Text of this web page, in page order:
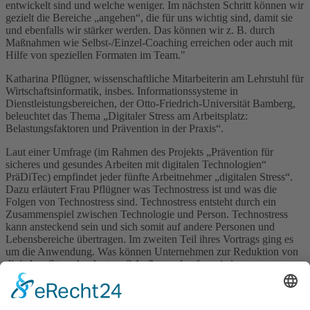
entwickelt sind und welche weniger. Im nächsten Schritt können wir
gezielt die Bereiche „angehen“, die für uns wichtig sind, damit sie
und ebenfalls wir stärker werden. Das können wir z. B. durch
Maßnahmen wie Selbst-/Einzel-Coaching erreichen oder auch mit
Hilfe von speziellen Formaten im Team."
Katharina Pflügner, wissenschaftliche Mitarbeiterin am Lehrstuhl für
Wirtschaftsinformatik, insbes. Informationssysteme in
Dienstleistungsbereichen, der Otto-Friedrich-Universität Bamberg,
beleuchtet das Thema „Digitaler Stress am Arbeitsplatz:
Belastungsfaktoren und Prävention in der Praxis“.
Laut einer Umfrage (im Rahmen des Projekts „Prävention für
sicheres und gesundes Arbeiten mit digitalen Technologien“
PräDiTec) empfindet jeder fünfte Arbeitnehmer „digitalen Stress“.
Dazu erläutert Frau Pflügner was Technostress ist und was die
Folgen von Technostress sind. Technostress entsteht durch ein
Zusammenspiel zwischen Technologie und Person. Technostress
kann ansteckend sein und sich somit auf andere Personen und
Lebensbereiche übertragen. Im zweiten Teil ihres Vortrags ging es
um die Anwendung. Was können Unternehmen zur Reduktion von
digitalem Stress konkret tun? Aufbauend auf zwei eigenen
praxisorientierten Forschungsarbeiten erläutert Frau Pflügner die
Maßnahmen zur Reduktion von digitalem Stress anhand von Best-
Practice-Beispielen. Diese beinhalten beispielsweise das Einführen